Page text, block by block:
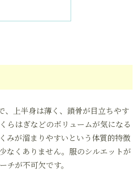
、上半身は薄く、鎖骨が目立ちやす
らはぎなどのボリュームが気になる
みが溜まりやすいという体質的特徴
なくありません。服のシルエットが
が不可欠です。